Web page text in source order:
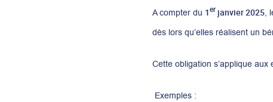
A compter du 1er janvier 2025,
dès lors qu’elles réalisent un
Cette obligation s’applique
Exemples :